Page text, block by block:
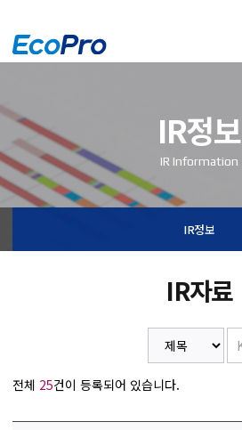
IR정보
IR Information
IR정보
IR자료
전체 25건이 등록되어 있습니다.